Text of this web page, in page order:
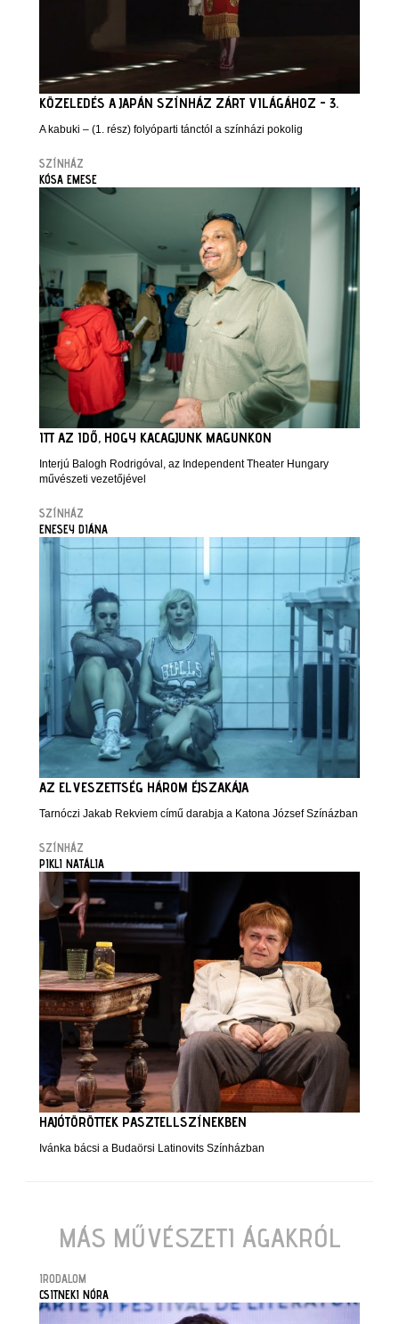
KÖZELEDÉS A JAPÁN SZÍNHÁZ ZÁRT VILÁGÁHOZ - 3.
A kabuki – (1. rész) folyóparti tánctól a színházi pokolig
SZÍNHÁZ
KÓSA EMESE
ITT AZ IDŐ, HOGY KACAGJUNK MAGUNKON
Interjú Balogh Rodrigóval, az Independent Theater Hungary
művészeti vezetőjével
SZÍNHÁZ
ENESEY DIÁNA
AZ ELVESZETTSÉG HÁROM ÉJSZAKÁJA
Tarnóczi Jakab Rekviem című darabja a Katona József Színázban
SZÍNHÁZ
PIKLI NATÁLIA
HAJÓTÖRÖTTEK PASZTELLSZÍNEKBEN
Ivánka bácsi a Budaörsi Latinovits Színházban
MÁS MŰVÉSZETI ÁGAKRÓL
IRODALOM
CSITNEKI NÓRA